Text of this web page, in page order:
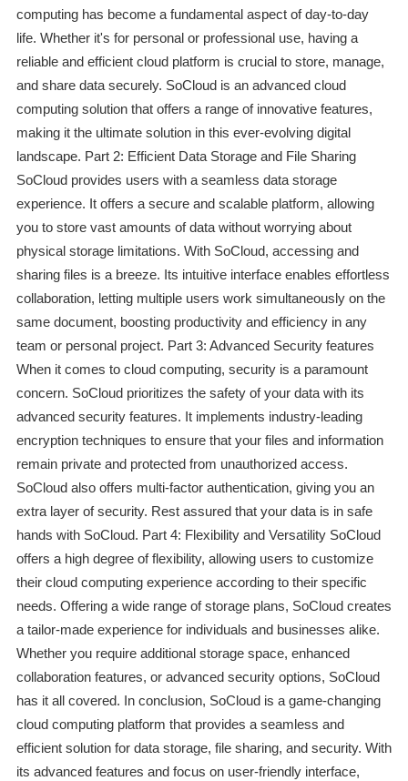
computing has become a fundamental aspect of day-to-day
life. Whether it's for personal or professional use, having a
reliable and efficient cloud platform is crucial to store, manage,
and share data securely. SoCloud is an advanced cloud
computing solution that offers a range of innovative features,
making it the ultimate solution in this ever-evolving digital
landscape. Part 2: Efficient Data Storage and File Sharing
SoCloud provides users with a seamless data storage
experience. It offers a secure and scalable platform, allowing
you to store vast amounts of data without worrying about
physical storage limitations. With SoCloud, accessing and
sharing files is a breeze. Its intuitive interface enables effortless
collaboration, letting multiple users work simultaneously on the
same document, boosting productivity and efficiency in any
team or personal project. Part 3: Advanced Security features
When it comes to cloud computing, security is a paramount
concern. SoCloud prioritizes the safety of your data with its
advanced security features. It implements industry-leading
encryption techniques to ensure that your files and information
remain private and protected from unauthorized access.
SoCloud also offers multi-factor authentication, giving you an
extra layer of security. Rest assured that your data is in safe
hands with SoCloud. Part 4: Flexibility and Versatility SoCloud
offers a high degree of flexibility, allowing users to customize
their cloud computing experience according to their specific
needs. Offering a wide range of storage plans, SoCloud creates
a tailor-made experience for individuals and businesses alike.
Whether you require additional storage space, enhanced
collaboration features, or advanced security options, SoCloud
has it all covered. In conclusion, SoCloud is a game-changing
cloud computing platform that provides a seamless and
efficient solution for data storage, file sharing, and security. With
its advanced features and focus on user-friendly interface,